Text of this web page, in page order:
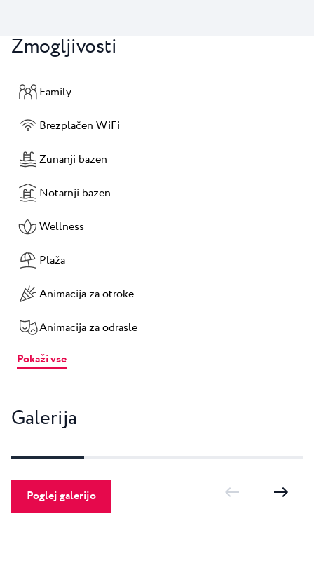
Zmogljivosti
Family
Brezplačen WiFi
Zunanji bazen
Notarnji bazen
Wellness
Plaža
Animacija za otroke
Animacija za odrasle
Pokaži vse
Galerija
Poglej galerijo